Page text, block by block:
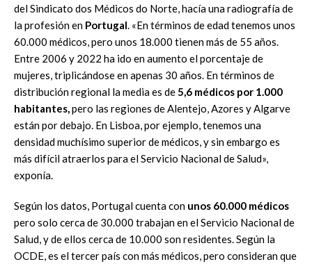
del Sindicato dos Médicos do Norte, hacía una radiografía de
la profesión en Portugal. «En términos de edad tenemos unos
60.000 médicos, pero unos 18.000 tienen más de 55 años.
Entre 2006 y 2022 ha ido en aumento el porcentaje de
mujeres, triplicándose en apenas 30 años. En términos de
distribución regional la media es de5,6 médicos por 1.000
habitantes,pero las regiones de Alentejo, Azores y Algarve
están por debajo. En Lisboa, por ejemplo, tenemos una
densidad muchísimo superior de médicos, y sin embargo es
más difícil atraerlos para el Servicio Nacional de Salud»,
exponía.
Según los datos, Portugal cuenta con unos 60.000 médicos
pero solo cerca de 30.000 trabajan en el Servicio Nacional de
Salud, y de ellos cerca de 10.000 son residentes. Según la
OCDE, es el tercer país con más médicos, pero consideran que